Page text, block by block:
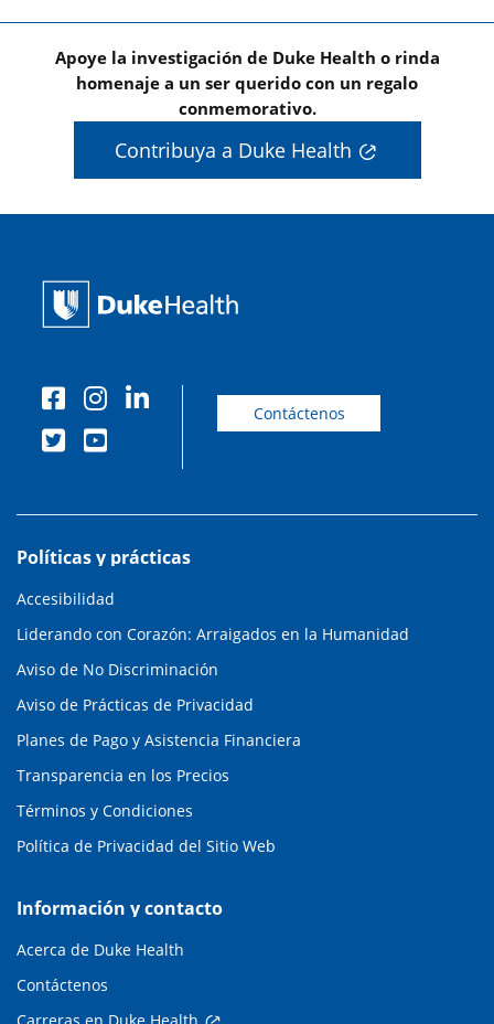
Apoye la investigación de Duke Health o rinda
homenaje a un ser querido con un regalo
conmemorativo.
Contribuya a Duke Health
Contáctenos
Políticas y prácticas
Accesibilidad
Liderando con Corazón: Arraigados en la Humanidad
Aviso de No Discriminación
Aviso de Prácticas de Privacidad
Planes de Pago y Asistencia Financiera
Transparencia en los Precios
Términos y Condiciones
Política de Privacidad del Sitio Web
Información y contacto
Acerca de Duke Health
Contáctenos